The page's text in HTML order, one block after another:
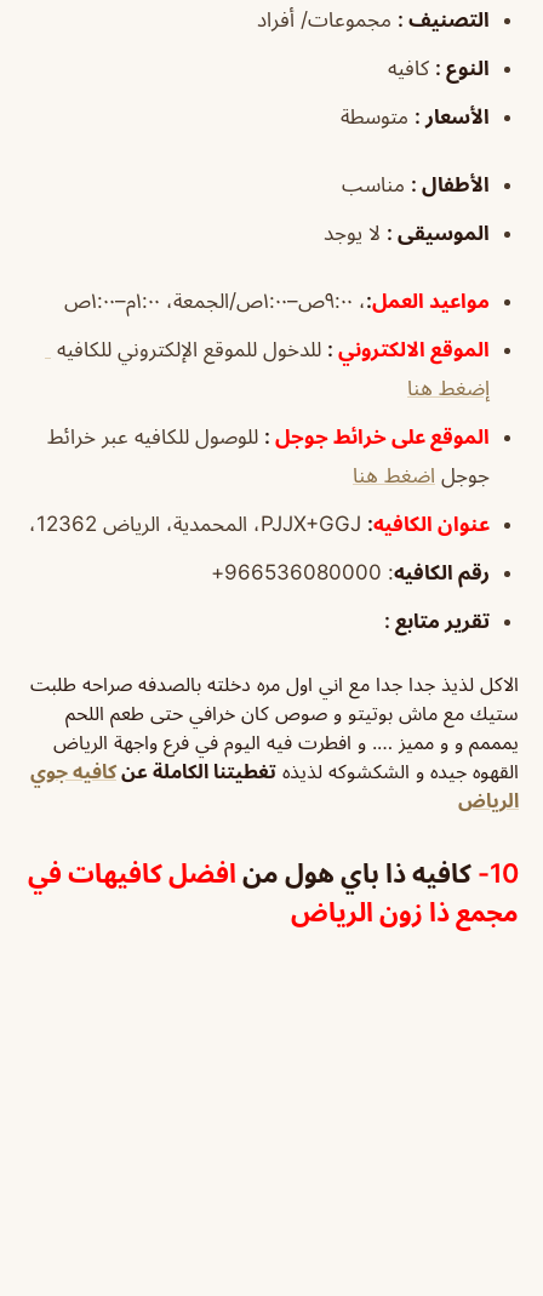
التصنيف : مجموعات/ أفراد
النوع : كافيه
الأسعار : متوسطة
الأطفال : مناسب
الموسيقى : لا يوجد
مواعيد العمل:، ٩:٠٠ص–١:٠٠ص/الجمعة، ١:٠٠م–١:٠٠ص
الموقع الالكتروني : للدخول للموقع الإلكتروني للكافيه
إضغط هنا
الموقع على خرائط جوجل :
جوجل اضغط هنا
عنوان الكافيه:
رقم الكافيه: 966536080000+
تقرير متابع :
الاكل لذيذ جدا جدا مع اني اول مره دخلته بالصدفه صراحه طلبت
ستيك مع ماش بوتيتو و صوص كان خرافي حتى طعم اللحم
يمممم و و مميز …. و افطرت فيه اليوم في فرع واجهة الرياض
القهوه جيده و الشكشوكه لذيذه تغطيتنا الكاملة عنكافيه جوي
الرياض
10- كافيه ذا باي هول من افضل كافيهات في
مجمع ذا زون الرياض